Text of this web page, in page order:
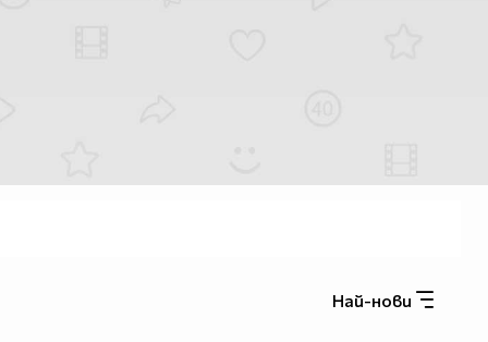
Най-нови